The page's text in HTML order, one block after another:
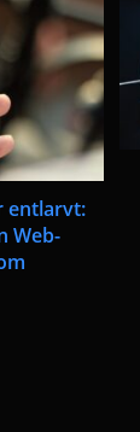
entlarvt:
Web-